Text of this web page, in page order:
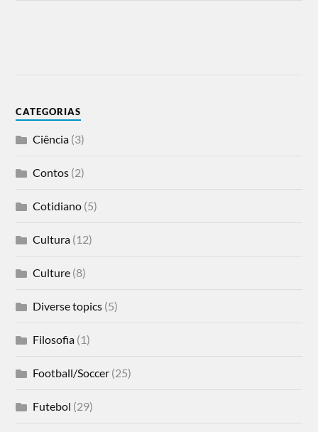
CATEGORIAS
Ciência (3)
Contos (2)
Cotidiano (5)
Cultura (12)
Culture (8)
Diverse topics (5)
Filosofia (1)
Football/Soccer (25)
Futebol (29)